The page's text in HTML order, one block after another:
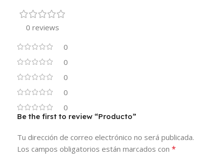
0 reviews
0
0
0
0
0
Be the first to review “Producto”
Tu dirección de correo electrónico no será publicada.
Los campos obligatorios están marcados con *